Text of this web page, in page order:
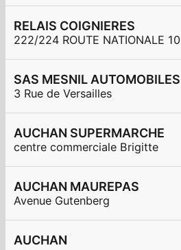
RELAIS COIGNIERES
222/224 ROUTE NATIONALE 10
SAS MESNIL AUTOMOBILES
3 Rue de Versailles
AUCHAN SUPERMARCHE
centre commerciale Brigitte
AUCHAN MAUREPAS
Avenue Gutenberg
AUCHAN